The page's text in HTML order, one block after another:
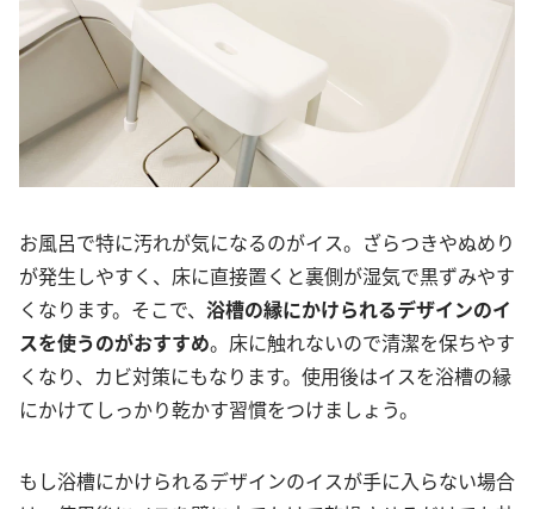
お風呂で特に汚れが気になるのがイス。ざらつきやぬめり
が発生しやすく、床に直接置くと裏側が湿気で黒ずみやす
くなります。そこで、 浴槽の縁にかけられるデザインのイ
スを使うのがおすすめ。床に触れないので清潔を保ちやす
くなり、カビ対策にもなります。使用後はイスを浴槽の縁
にかけてしっかり乾かす習慣をつけましょう。
もし浴槽にかけられるデザインのイスが手に入らない場合